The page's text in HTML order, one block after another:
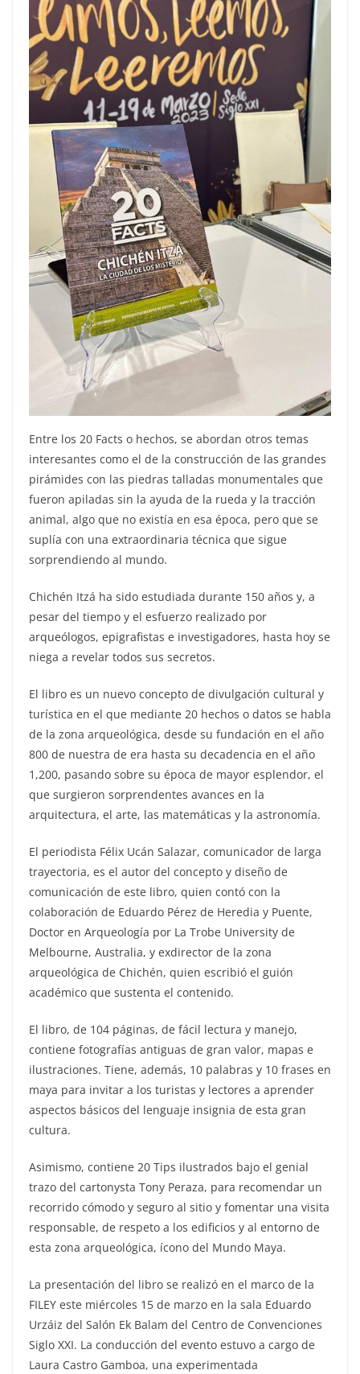
Entre los 20 Facts o hechos, se abordan otros temas
interesantes como el de la construcción de las grandes
pirámides con las piedras talladas monumentales que
fueron apiladas sin la ayuda de la rueda y la tracción
animal, algo que no existía en esa época, pero que se
suplía con una extraordinaria técnica que sigue
sorprendiendo al mundo.
Chichén Itzá ha sido estudiada durante 150 años y, a
pesar del tiempo y el esfuerzo realizado por
arqueólogos, epigrafistas e investigadores, hasta hoy se
niega a revelar todos sus secretos.
El libro es un nuevo concepto de divulgación cultural y
turística en el que mediante 20 hechos o datos se habla
de la zona arqueológica, desde su fundación en el año
800 de nuestra de era hasta su decadencia en el año
1,200, pasando sobre su época de mayor esplendor, el
que surgieron sorprendentes avances en la
arquitectura, el arte, las matemáticas y la astronomía.
El periodista Félix Ucán Salazar, comunicador de larga
trayectoria, es el autor del concepto y diseño de
comunicación de este libro, quien contó con la
colaboración de Eduardo Pérez de Heredia y Puente,
Doctor en Arqueología por La Trobe University de
Melbourne, Australia, y exdirector de la zona
arqueológica de Chichén, quien escribió el guión
académico que sustenta el contenido.
El libro, de 104 páginas, de fácil lectura y manejo,
contiene fotografías antiguas de gran valor, mapas e
ilustraciones. Tiene, además, 10 palabras y 10 frases en
maya para invitar a los turistas y lectores a aprender
aspectos básicos del lenguaje insignia de esta gran
cultura.
Asimismo, contiene 20 Tips ilustrados bajo el genial
trazo del cartonysta Tony Peraza, para recomendar un
recorrido cómodo y seguro al sitio y fomentar una visita
responsable, de respeto a los edificios y al entorno de
esta zona arqueológica, ícono del Mundo Maya.
La presentación del libro se realizó en el marco de la
FILEY este miércoles 15 de marzo en la sala Eduardo
Urzáiz del Salón Ek Balam del Centro de Convenciones
Siglo XXI. La conducción del evento estuvo a cargo de
Laura Castro Gamboa, una experimentada